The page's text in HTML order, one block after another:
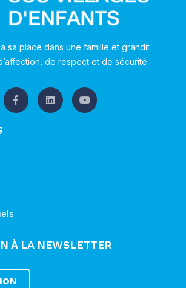
sa place dans une famille et grandit
de respect et de sécurité.
À LA NEWSLETTER